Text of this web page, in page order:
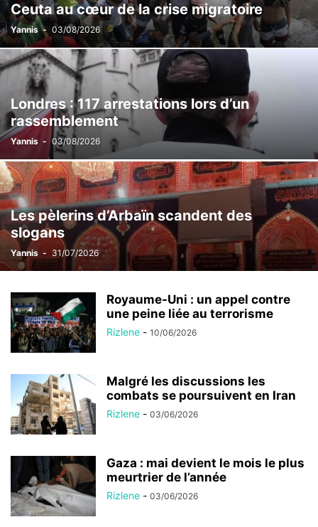
Ceuta au cœur de la crise migratoire
Yannis - 03/08/2026
Londres : 117 arrestations lors d’un
rassemblement
Yannis - 03/08/2026
Les pèlerins d’Arbaïn scandent des
slogans
Yannis - 31/07/2026
Royaume-Uni : un appel contre
une peine liée au terrorisme
Rizlene - 10/06/2026
Malgré les discussions les
combats se poursuivent en Iran
Rizlene - 03/06/2026
Gaza : mai devient le mois le plus
meurtrier de l’année
Rizlene - 03/06/2026